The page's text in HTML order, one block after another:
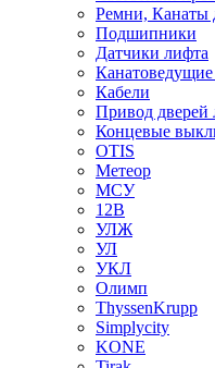
Ремни, Канаты
Подшипники
Датчики лифта
Кабели
Привод дверей
Концевые
OTIS
Метеор
МСУ
12В
УЛЖ
УЛ
УКЛ
Олимп
ThyssenKrupp
Simplycity
KONE